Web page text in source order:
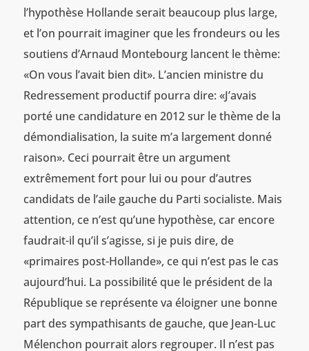
l’hypothèse Hollande serait beaucoup plus large,
et l’on pourrait imaginer que les frondeurs ou les
soutiens d’Arnaud Montebourg lancent le thème:
«On vous l’avait bien dit». L’ancien ministre du
Redressement productif pourra dire: «J’avais
porté une candidature en 2012 sur le thème de la
démondialisation, la suite m’a largement donné
raison». Ceci pourrait être un argument
extrêmement fort pour lui ou pour d’autres
candidats de l’aile gauche du Parti socialiste. Mais
attention, ce n’est qu’une hypothèse, car encore
faudrait-il qu’il s’agisse, si je puis dire, de
«primaires post-Hollande», ce qui n’est pas le cas
aujourd’hui. La possibilité que le président de la
République se représente va éloigner une bonne
part des sympathisants de gauche, que Jean-Luc
Mélenchon pourrait alors regrouper. Il n’est pas